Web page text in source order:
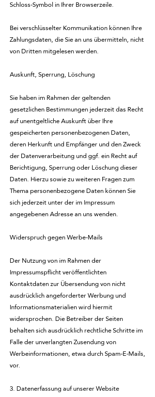
Schloss-Symbol in Ihrer Browserzeile.
Bei verschlüsselter Kommunikation können Ihre
Zahlungsdaten, die Sie an uns übermitteln, nicht
von Dritten mitgelesen werden.
Auskunft, Sperrung, Löschung
Sie haben im Rahmen der geltenden
gesetzlichen Bestimmungen jederzeit das Recht
auf unentgeltliche Auskunft über Ihre
gespeicherten personenbezogenen Daten,
deren Herkunft und Empfänger und den Zweck
der Datenverarbeitung und ggf. ein Recht auf
Berichtigung, Sperrung oder Löschung dieser
Daten. Hierzu sowie zu weiteren Fragen zum
Thema personenbezogene Daten können Sie
sich jederzeit unter der im Impressum
angegebenen Adresse an uns wenden.
Widerspruch gegen Werbe-Mails
Der Nutzung von im Rahmen der
Impressumspflicht veröffentlichten
Kontaktdaten zur Übersendung von nicht
ausdrücklich angeforderter Werbung und
Informationsmaterialien wird hiermit
widersprochen. Die Betreiber der Seiten
behalten sich ausdrücklich rechtliche Schritte im
Falle der unverlangten Zusendung von
Werbeinformationen, etwa durch Spam-E-Mails,
vor.
3. Datenerfassung auf unserer Website